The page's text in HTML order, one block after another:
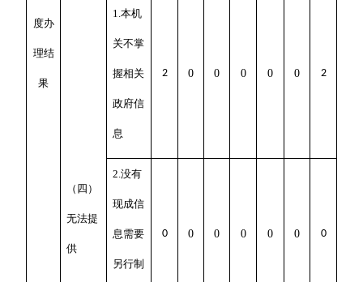
度办
理结
果
（四）
无法提
供
1.本机
关不掌
握相关
政府信
息
2 0 0 0 0 0 2
2.没有
现成信
息需要
另行制
0 0 0 0 0 0 0